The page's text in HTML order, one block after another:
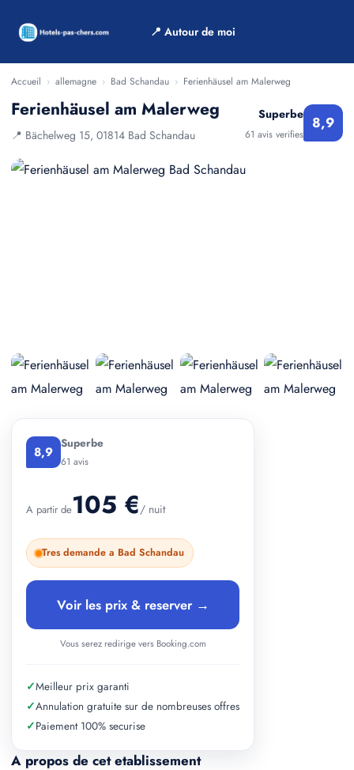
📍 Autour de moi
Accueil › allemagne › Bad Schandau › Ferienhäusel am Malerweg
Ferienhäusel am Malerweg
📍 Bächelweg 15, 01814 Bad Schandau
Superbe
61 avis verifies
8,9
A propos de cet etablissement
8,9 Superbe
61 avis
A partir de105 €/ nuit
Tres demande a Bad Schandau
Voir les prix & reserver →
Vous serez redirige vers Booking.com
✓Meilleur prix garanti
✓Annulation gratuite sur de nombreuses offres
✓Paiement 100% securise